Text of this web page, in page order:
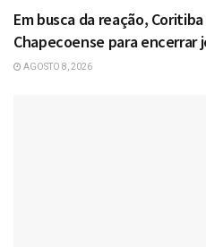
Em busca da reação,
Chapecoense para encerrar
AGOSTO 8, 2026